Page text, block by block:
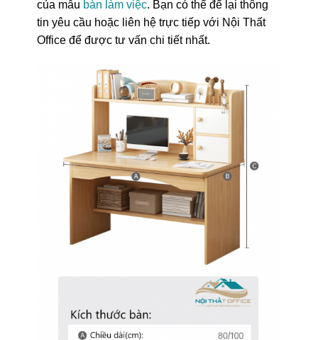
của mẫu bàn làm việc. Bạn có thể để lại thông
tin yêu cầu hoặc liên hệ trực tiếp với Nội Thất
Office để được tư vấn chi tiết nhất.